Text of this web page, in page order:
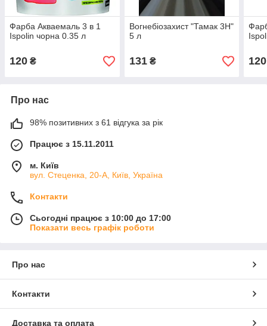
Фарба Акваемаль 3 в 1
Ispolin чорна 0.35 л
120 ₴
Вогнебіозахист "Тамак 3Н"
5 л
131₴ 120
Про нас
98% позитивних з 61 відгука за рік
Працює з 15.11.2011
м. Київ
вул. Стеценка, 20-А, Київ, Україна
Контакти
Сьогодні працює з 10:00 до 17:00
Показати весь графік роботи
Про нас
Контакти
Доставка та оплата